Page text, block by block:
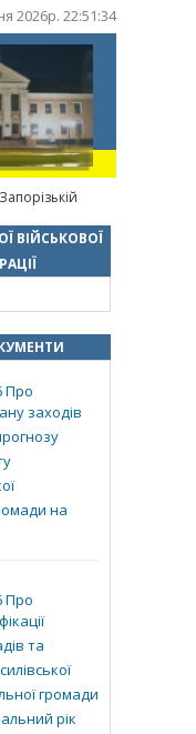
2026р. 22:51:35
ВІЙСЬКОВОЇ
Про
заходів
на
Про
та
громади
рік